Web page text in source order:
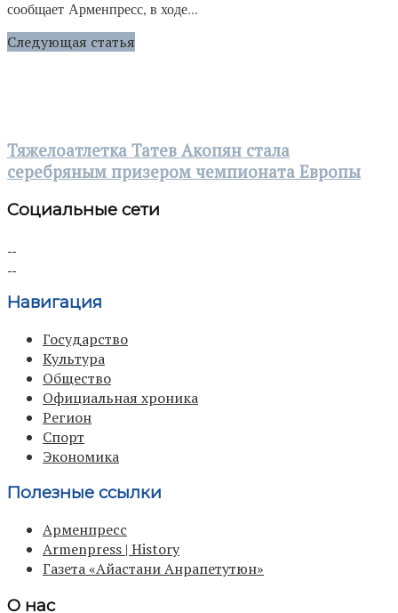
сообщает Арменпресс, в ходе...
Следующая статья
Тяжелоатлетка Татев Акопян стала
серебряным призером чемпионата Европы
Социальные сети
Навигация
Государство
Культура
Общество
Официальная хроника
Регион
Спорт
Экономика
Полезные ссылки
Арменпресс
Armenpress | History
Газета «Айастани Анрапетутюн»
О нас